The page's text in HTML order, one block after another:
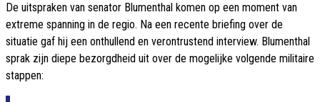
De uitspraken van senator Blumenthal komen op een moment van
extreme spanning in de regio. Na een recente briefing over de
situatie gaf hij een onthullend en verontrustend interview. Blumenthal
sprak zijn diepe bezorgdheid uit over de mogelijke volgende militaire
stappen: